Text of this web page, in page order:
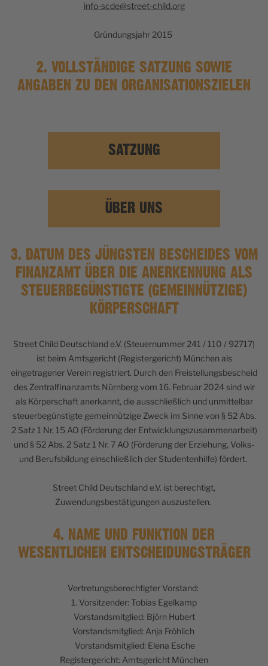
info-scde@street-child.org
Gründungsjahr 2015
2. VOLLSTÄNDIGE SATZUNG SOWIE
ANGABEN ZU DEN ORGANISATIONSZIELEN
SATZUNG
ÜBER UNS
3. DATUM DES JÜNGSTEN BESCHEIDES VOM
FINANZAMT ÜBER DIE ANERKENNUNG ALS
STEUERBEGÜNSTIGTE (GEMEINNÜTZIGE)
KÖRPERSCHAFT
Street Child Deutschland e.V. (Steuernummer 241 / 110 / 92717)
ist beim Amtsgericht (Registergericht) München als
eingetragener Verein registriert. Durch den Freistellungsbescheid
des Zentralfinanzamts Nürnberg vom 16. Februar 2024 sind wir
als Körperschaft anerkannt, die ausschließlich und unmittelbar
steuerbegünstigte gemeinnützige Zweck im Sinne von § 52 Abs.
2 Satz 1 Nr. 15 AO (Förderung der Entwicklungszusammenarbeit)
und § 52 Abs. 2 Satz 1 Nr. 7 AO (Förderung der Erziehung, Volks-
und Berufsbildung einschließlich der Studentenhilfe) fördert.
Street Child Deutschland e.V. ist berechtigt,
Zuwendungsbestätigungen auszustellen.
4. NAME UND FUNKTION DER
WESENTLICHEN ENTSCHEIDUNGSTRÄGER
Vertretungsberechtigter Vorstand:
1. Vorsitzender: Tobias Egelkamp
Vorstandsmitglied: Björn Hubert
Vorstandsmitglied: Anja Fröhlich
Vorstandsmitglied: Elena Esche
Registergericht: Amtsgericht München